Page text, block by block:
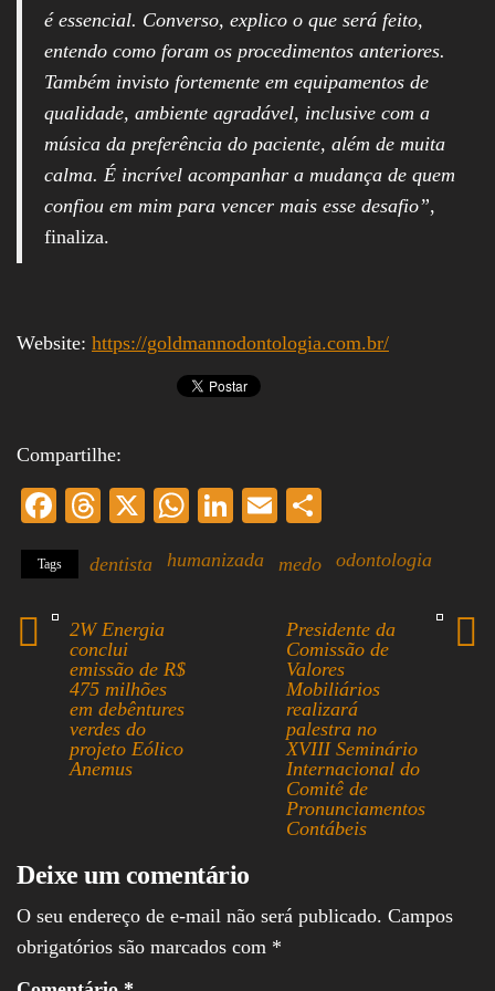
é essencial. Converso, explico o que será feito,
entendo como foram os procedimentos anteriores.
Também invisto fortemente em equipamentos de
qualidade, ambiente agradável, inclusive com a
música da preferência do paciente, além de muita
calma. É incrível acompanhar a mudança de quem
confiou em mim para vencer mais esse desafio”,
finaliza.
Website: https://goldmannodontologia.com.br/
Compartilhe:
Fa
ce
bo
ok
T
ea
X
W
ts
Li
ed
E
ail re
Tags dentista humanizada medo odontologia
2W Energia
conclui
emissão de R$
475 milhões
em debêntures
verdes do
projeto Eólico
Anemus
Presidente da
Comissão de
Valores
Mobiliários
realizará
palestra no
XVIII Seminário
Internacional do
Comitê de
Pronunciamentos
Contábeis
Deixe um comentário
O seu endereço de e-mail não será publicado. Campos
obrigatórios são marcados com *